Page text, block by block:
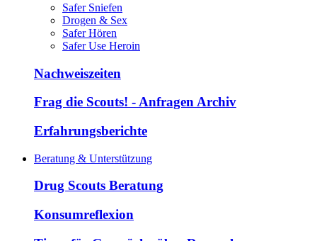
Safer Sniefen
Drogen & Sex
Safer Hören
Safer Use Heroin
Nachweiszeiten
Frag die Scouts! - Anfragen Archiv
Erfahrungsberichte
Beratung & Unterstützung
Drug Scouts Beratung
Konsumreflexion